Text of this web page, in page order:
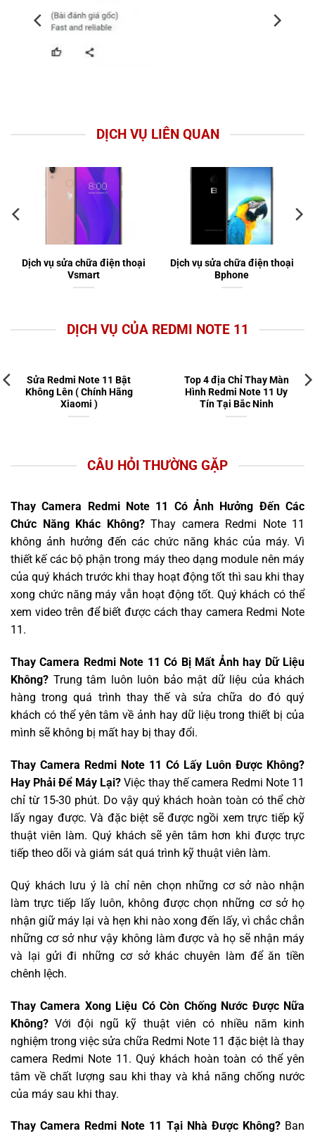
DỊCH VỤ LIÊN QUAN
Dịch vụ sửa chữa điện thoại
Vsmart
Dịch vụ sửa chữa điện thoại
Bphone
DỊCH VỤ CỦA REDMI NOTE 11
Sửa Redmi Note 11 Bật
Không Lên ( Chính Hãng
Xiaomi )
Top 4 địa Chỉ Thay Màn
Hình Redmi Note 11 Uy
Tín Tại Bắc Ninh
CÂU HỎI THƯỜNG GẶP
Thay Camera Redmi Note 11 Có Ảnh Hưởng Đến Các
Chức Năng Khác Không?Thay camera Redmi Note 11
không ảnh hưởng đến các chức năng khác của máy. Vì
thiết kế các bộ phận trong máy theo dạng module nên máy
của quý khách trước khi thay hoạt động tốt thì sau khi thay
xong chức năng máy vẫn hoạt động tốt. Quý khách có thể
xem video trên để biết được cách thay camera Redmi Note
11.
Thay Camera Redmi Note 11 Có Bị Mất Ảnh hay Dữ Liệu
Không? Trung tâm luôn luôn bảo mật dữ liệu của khách
hàng trong quá trình thay thế và sửa chữa do đó quý
khách có thể yên tâm về ảnh hay dữ liệu trong thiết bị của
mình sẽ không bị mất hay bị thay đổi.
Thay Camera Redmi Note 11 Có Lấy Luôn Được Không?
Hay Phải Để Máy Lại? Việc thay thế camera Redmi Note 11
chỉ từ 15-30 phút. Do vậy quý khách hoàn toàn có thể chờ
lấy ngay được. Và đặc biệt sẽ được ngồi xem trực tiếp kỹ
thuật viên làm. Quý khách sẽ yên tâm hơn khi được trực
tiếp theo dõi và giám sát quá trình kỹ thuật viên làm.
Quý khách lưu ý là chỉ nên chọn những cơ sở nào nhận
làm trực tiếp lấy luôn, không được chọn những cơ sở họ
nhận giữ máy lại và hẹn khi nào xong đến lấy, vì chắc chắn
những cơ sở như vậy không làm được và họ sẽ nhận máy
và lại gửi đi những cơ sở khác chuyên làm để ăn tiền
chênh lệch.
Thay Camera Xong Liệu Có Còn Chống Nước Được Nữa
Không? Với đội ngũ kỹ thuật viên có nhiều năm kinh
nghiệm trong việc sửa chữa Redmi Note 11 đặc biệt là thay
camera Redmi Note 11. Quý khách hoàn toàn có thể yên
tâm về chất lượng sau khi thay và khả năng chống nước
của máy sau khi thay.
Thay Camera Redmi Note 11 Tại Nhà Được Không?Ban